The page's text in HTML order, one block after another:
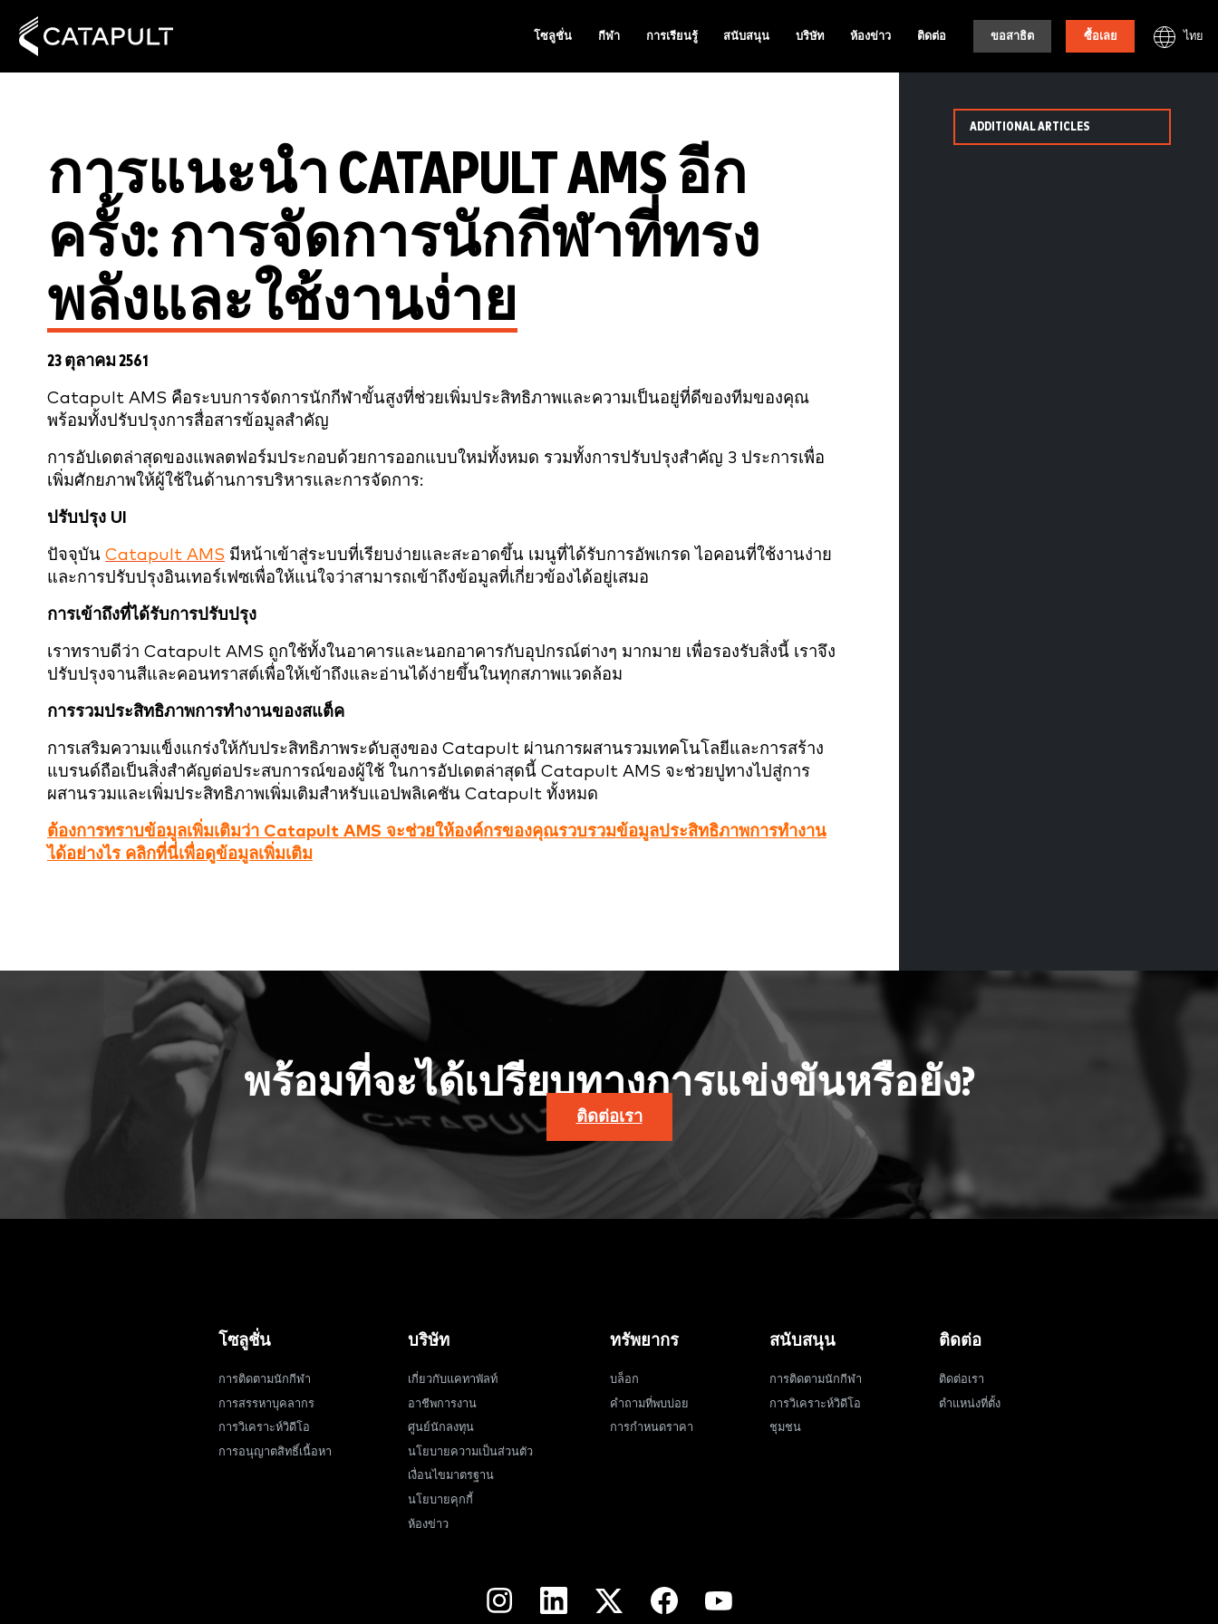
โซลูชั่น กีฬา การเรียนรู้ สนับสนุน บริษัท ห้องข่าว ติดต่อ ขอสาธิต ซื้อเลย ไทย
การแนะนำ CATAPULT AMS อีก
ครั้ง: การจัดการนักกีฬาที่ทรง
พลังและใช้งานง่าย
23 ตุลาคม 2561
Catapult AMS คือระบบการจัดการนักกีฬาขั้นสูงที่ช่วยเพิ่มประสิทธิภาพและความเป็นอยู่ที่ดีของทีมของคุณ
พร้อมทั้งปรับปรุงการสื่อสารข้อมูลสำคัญ
การอัปเดตล่าสุดของแพลตฟอร์มประกอบด้วยการออกแบบใหม่ทั้งหมด รวมทั้งการปรับปรุงสำคัญ 3 ประการเพื่อ
เพิ่มศักยภาพให้ผู้ใช้ในด้านการบริหารและการจัดการ:
ปรับปรุง UI
ปัจจุบัน Catapult AMS มีหน้าเข้าสู่ระบบที่เรียบง่ายและสะอาดขึ้น เมนูที่ได้รับการอัพเกรด ไอคอนที่ใช้งานง่าย
และการปรับปรุงอินเทอร์เฟซเพื่อให้แน่ใจว่าสามารถเข้าถึงข้อมูลที่เกี่ยวข้องได้อยู่เสมอ
การเข้าถึงที่ได้รับการปรับปรุง
เราทราบดีว่า Catapult AMS ถูกใช้ทั้งในอาคารและนอกอาคารกับอุปกรณ์ต่างๆ มากมาย เพื่อรองรับสิ่งนี้ เราจึง
ปรับปรุงจานสีและคอนทราสต์เพื่อให้เข้าถึงและอ่านได้ง่ายขึ้นในทุกสภาพแวดล้อม
การรวมประสิทธิภาพการทำงานของสแต็ค
การเสริมความแข็งแกร่งให้กับประสิทธิภาพระดับสูงของ Catapult ผ่านการผสานรวมเทคโนโลยีและการสร้าง
แบรนด์ถือเป็นสิ่งสำคัญต่อประสบการณ์ของผู้ใช้ ในการอัปเดตล่าสุดนี้ Catapult AMS จะช่วยปูทางไปสู่การ
ผสานรวมและเพิ่มประสิทธิภาพเพิ่มเติมสำหรับแอปพลิเคชัน Catapult ทั้งหมด
ต้องการทราบข้อมูลเพิ่มเติมว่า Catapult AMS จะช่วยให้องค์กรของคุณรวบรวมข้อมูลประสิทธิภาพการทำงาน
ได้อย่างไร คลิกที่นี่เพื่อดูข้อมูลเพิ่มเติม
ADDITIONAL ARTICLES
พร้อมที่จะได้เปรียบทางการแข่งขันหรือยัง?
ติดต่อเรา
โซลูชั่น
การติดตามนักกีฬา
การสรรหาบุคลากร
การวิเคราะห์วิดีโอ
การอนุญาตสิทธิ์เนื้อหา
บริษัท
เกี่ยวกับแคทาพัลท์
อาชีพการงาน
ศูนย์นักลงทุน
นโยบายความเป็นส่วนตัว
เงื่อนไขมาตรฐาน
นโยบายคุกกี้
ห้องข่าว
ทรัพยากร
บล็อก
คำถามที่พบบ่อย
การกำหนดราคา
สนับสนุน
การติดตามนักกีฬา
การวิเคราะห์วิดีโอ
ชุมชน
ติดต่อ
ติดต่อเรา
ตำแหน่งที่ตั้ง